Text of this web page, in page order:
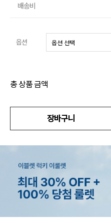
코디템
배송비
옵션
총 상품 금액
장바구니